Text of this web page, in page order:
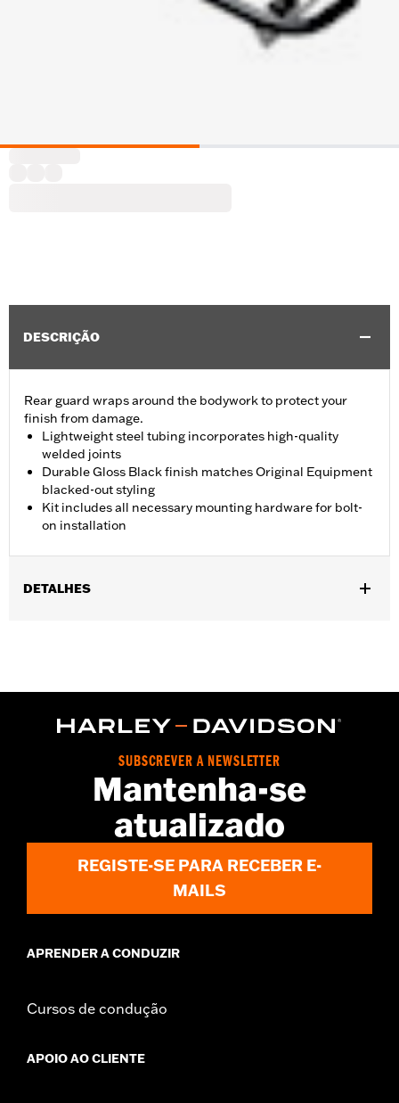
DESCRIÇÃO
Rear guard wraps around the bodywork to protect your
finish from damage.
Lightweight steel tubing incorporates high-quality
welded joints
Durable Gloss Black finish matches Original Equipment
blacked-out styling
Kit includes all necessary mounting hardware for bolt-
on installation
DETALHES
In the Box:Rear guard and all necessary mounting hardware for
SUBSCREVER A NEWSLETTER
Mantenha-se
atualizado
REGISTE-SE PARA RECEBER E-
MAILS
APRENDER A CONDUZIR
Cursos de condução
APOIO AO CLIENTE